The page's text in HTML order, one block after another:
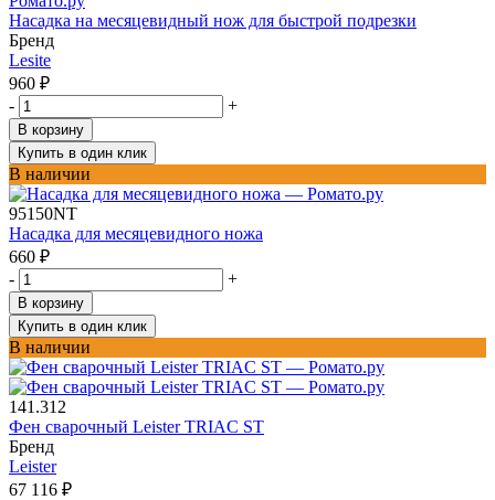
Насадка на месяцевидный нож для быстрой подрезки
Бренд
Lesite
960 ₽
-
+
В корзину
Купить в один клик
В наличии
95150NT
Насадка для месяцевидного ножа
660 ₽
-
+
В корзину
Купить в один клик
В наличии
141.312
Фен сварочный Leister TRIAC ST
Бренд
Leister
67 116 ₽